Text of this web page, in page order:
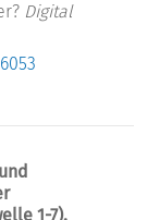
Digital
1-7).